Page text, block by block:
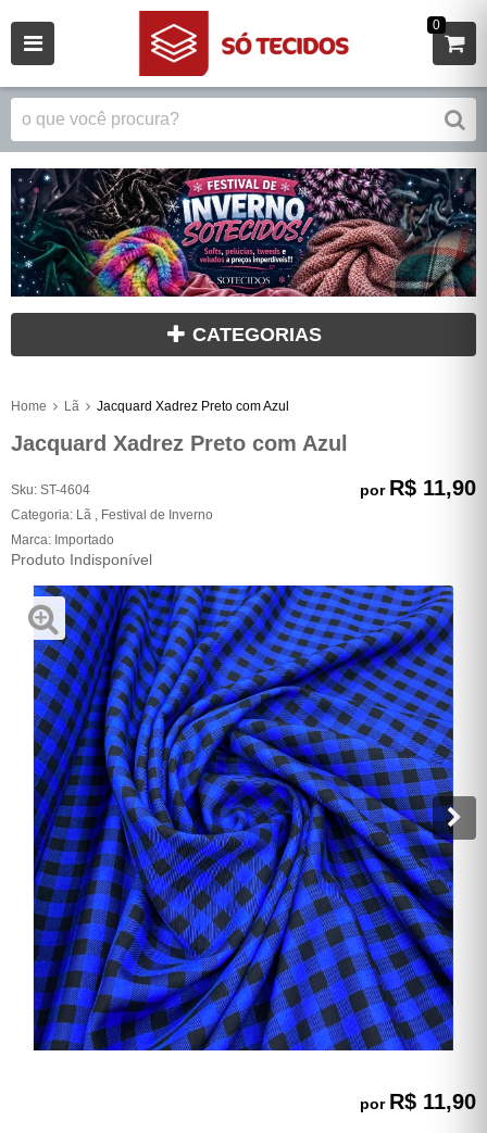
0
CATEGORIAS
Home Lã Jacquard Xadrez Preto com Azul
Jacquard Xadrez Preto com Azul
Sku: ST-4604
Categoria: Lã
Festival de Inverno
Marca: Importado
Produto Indisponível
por R$ 11,90
por R$ 11,90